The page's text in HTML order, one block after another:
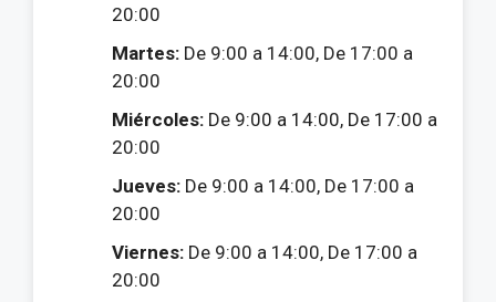
20:00
Martes: De 9:00 a 14:00, De 17:00 a
20:00
Miércoles: De 9:00 a 14:00, De 17:00 a
20:00
Jueves: De 9:00 a 14:00, De 17:00 a
20:00
Viernes: De 9:00 a 14:00, De 17:00 a
20:00